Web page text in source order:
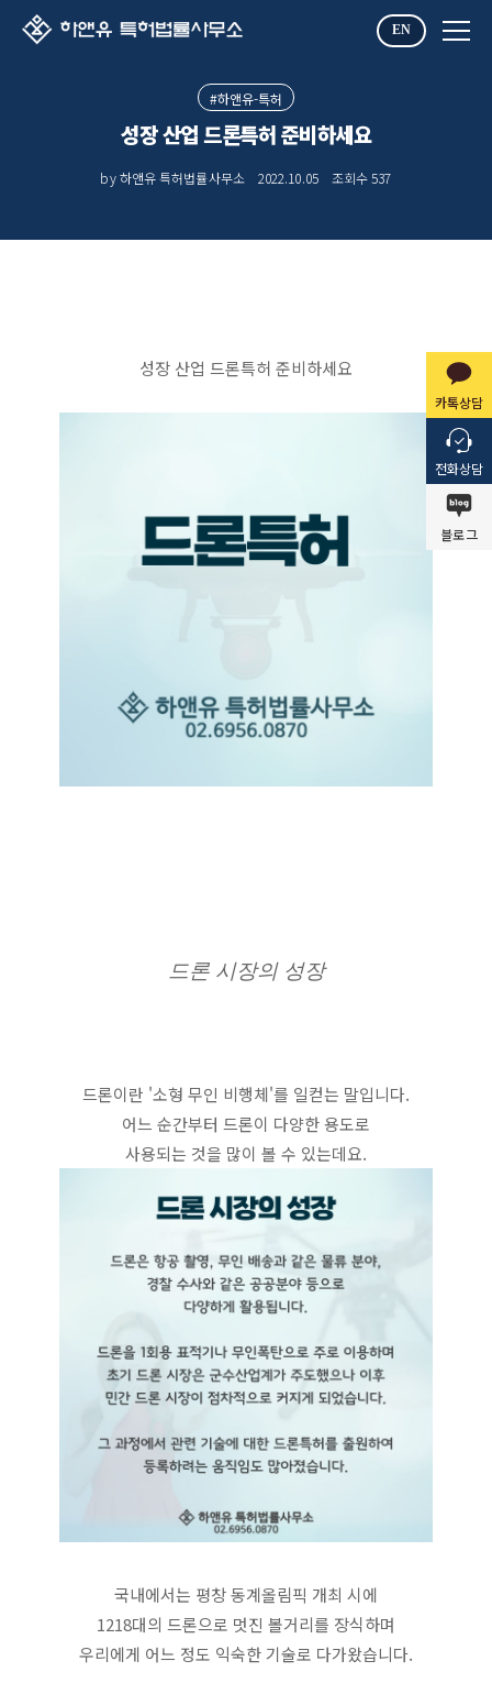
EN
카톡상담
전화상담
블로그
#하앤유-특허
성장 산업 드론특허 준비하세요
by 하앤유 특허법률사무소 2022.10.05 조회수537
성장 산업 드론특허 준비하세요
드론 시장의 성장
드론이란 '소형 무인 비행체'를 일컫는 말입니다.
어느 순간부터 드론이 다양한 용도로
사용되는 것을 많이 볼 수 있는데요.
국내에서는 평창 동계올림픽 개최 시에
1218대의 드론으로 멋진 볼거리를 장식하며
우리에게 어느 정도 익숙한 기술로 다가왔습니다.